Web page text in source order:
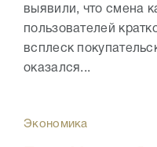
выявили, что смена
пользователей
всплеск
оказался...
Экономика